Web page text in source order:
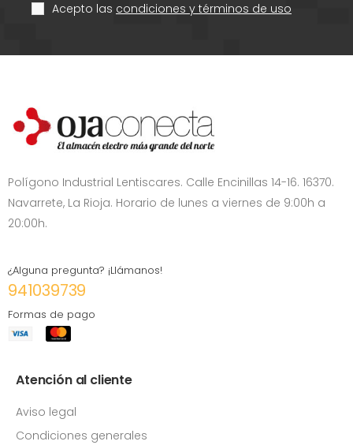
Acepto las condiciones y términos de uso
Polígono Industrial Lentiscares. Calle Encinillas 14-16. 16370.
Navarrete, La Rioja. Horario de lunes a viernes de 9:00h a
20:00h.
¿Alguna pregunta? ¡Llámanos!
941039739
Formas de pago
Atención al cliente
Aviso legal
Condiciones generales